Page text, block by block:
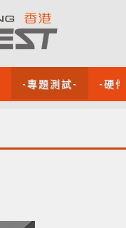
-專題測試- -硬